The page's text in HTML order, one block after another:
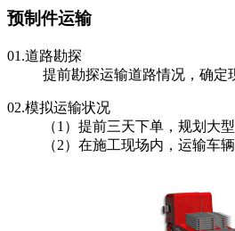
预制件运输
01.道路勘探
提前勘探运输道路情况，确定
02.模拟运输状况
（1）提前三天下单，规划大
（2）在施工现场内，运输车